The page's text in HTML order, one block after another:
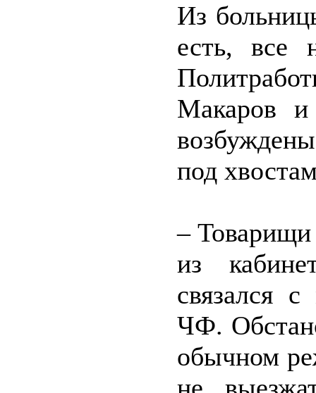
Из
есть, все
Макаров
под
–
из
связался
ЧФ.
обычном